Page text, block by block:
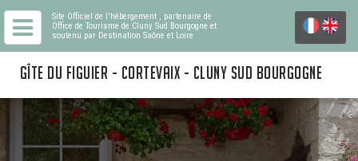
Site Officiel de l'hébergement , partenaire de
Office de Tourisme de Cluny Sud Bourgogne et
soutenu par Destination Saône et Loire
GÎTE DU FIGUIER - CORTEVAIX - CLUNY SUD BOURGOGNE